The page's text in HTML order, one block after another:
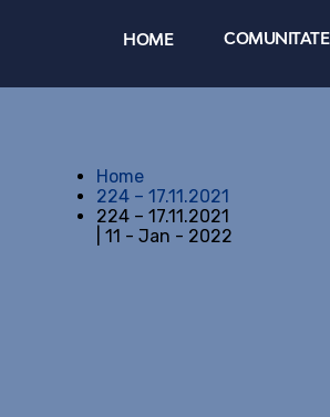
HOME COMUNITATE
Home
224 – 17.11.2021
224 – 17.11.2021
| 11 - Jan - 2022